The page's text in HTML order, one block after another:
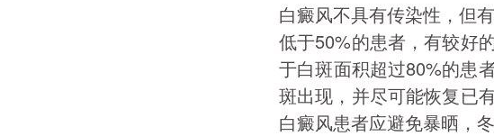
白癜风不具有传染性，但
低于50%的患者，有较好
于白斑面积超过80%的患
斑出现，并尽可能恢复已
白癜风患者应避免暴晒，